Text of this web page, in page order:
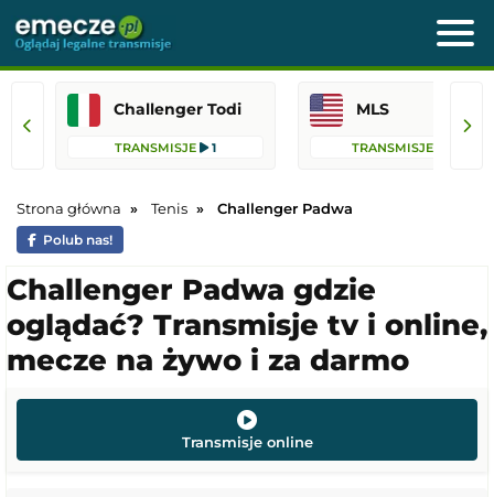
Challenger Todi
TRANSMISJE 1
MLS
TRANSMISJE
Strona główna Tenis Challenger Padwa
Polub nas!
Challenger Padwa gdzie
oglądać? Transmisje tv i online,
mecze na żywo i za darmo
Transmisje online